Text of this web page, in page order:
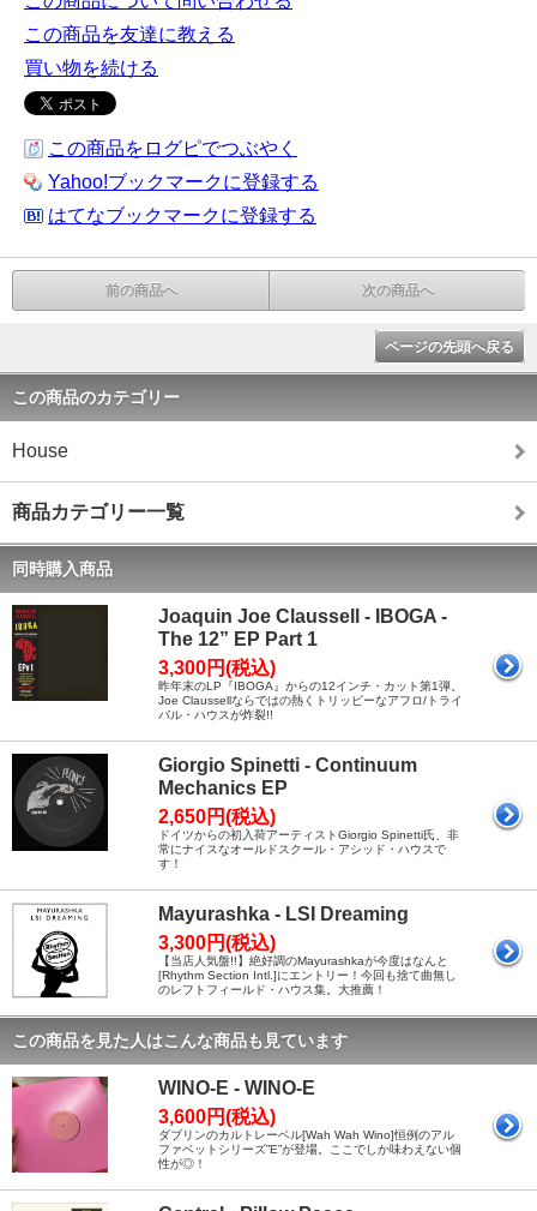
この商品を友達に教える
買い物を続ける
この商品をログピでつぶやく
Yahoo!ブックマークに登録する
はてなブックマークに登録する
前の商品へ 次の商品へ
ページの先頭へ戻る
この商品のカテゴリー
House
商品カテゴリー一覧
同時購入商品
Joaquin Joe Claussell - IBOGA -
The 12” EP Part 1
3,300円(税込)
昨年末のLP『IBOGA』からの12インチ・カット第1弾。
Joe Claussellならではの熱くトリッピーなアフロ/トライ
バル・ハウスが炸裂!!
Giorgio Spinetti - Continuum
Mechanics EP
2,650円(税込)
ドイツからの初入荷アーティストGiorgio Spinetti氏、非
常にナイスなオールドスクール・アシッド・ハウスで
す！
Mayurashka - LSI Dreaming
3,300円(税込)
【当店人気盤!!】絶好調のMayurashkaが今度はなんと
[Rhythm Section Intl.]にエントリー！今回も捨て曲無し
のレフトフィールド・ハウス集。大推薦！
この商品を見た人はこんな商品も見ています
WINO-E - WINO-E
3,600円(税込)
ダブリンのカルトレーベル[Wah Wah Wino]恒例のアル
ファベットシリーズ”E”が登場。ここでしか味わえない個
性が◎！